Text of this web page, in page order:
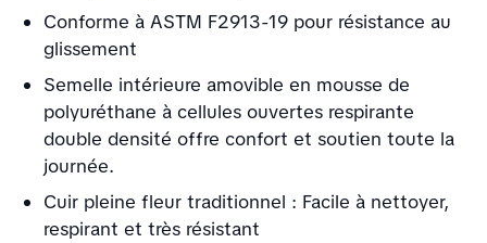
Conforme à ASTM F2913-19 pour résistance au
glissement
Semelle intérieure amovible en mousse de
polyuréthane à cellules ouvertes respirante
double densité offre confort et soutien toute la
journée.
Cuir pleine fleur traditionnel : Facile à nettoyer,
respirant et très résistant